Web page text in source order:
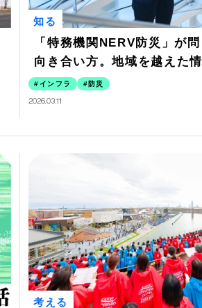
知る
「特務機関NERV防災」が
向き合い方。地域を越えた
インフラ 防災
2026.03.11
考える